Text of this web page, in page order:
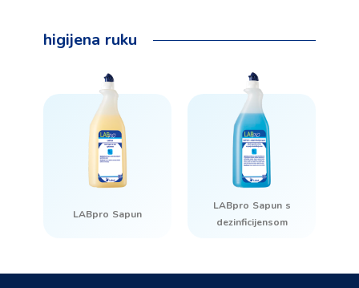
higijena ruku
LABpro Sapun
LABpro Sapun s
dezinficijensom